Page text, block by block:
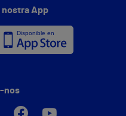
nostra App
nos